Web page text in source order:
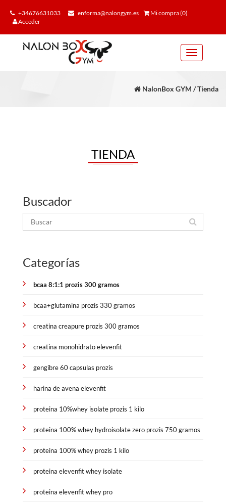
+34676631033 enforma@nalongym.es
Mi compra (0)
Acceder
Toggle
navigation
NalonBox GYM / Tienda
TIENDA
Buscador
Categorías
bcaa 8:1:1 prozis 300 gramos
bcaa+glutamina prozis 330 gramos
creatina creapure prozis 300 gramos
creatina monohidrato elevenfit
gengibre 60 capsulas prozis
harina de avena elevenfit
proteina 10%whey isolate prozis 1 kilo
proteina 100% whey hydroisolate zero prozis 750 gramos
proteina 100% whey prozis 1 kilo
proteina elevenfit whey isolate
proteina elevenfit whey pro